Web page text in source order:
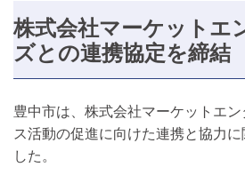
株式会社マーケットエ
ズとの連携協定を締結
豊中市は、株式会社マーケットエ
ス活動の促進に向けた連携と協力
した。